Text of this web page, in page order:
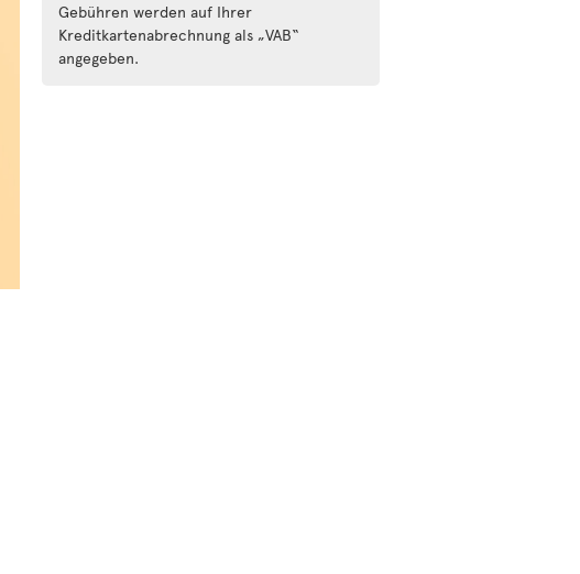
Gebühren werden auf Ihrer
Kreditkartenabrechnung als „VAB“
angegeben.